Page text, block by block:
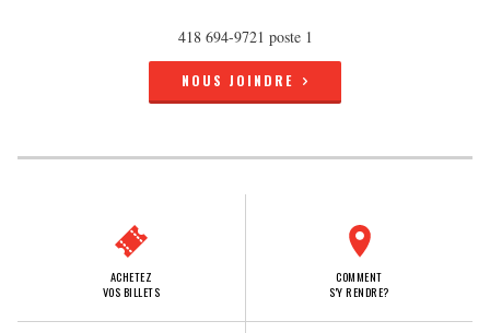
418 694-9721 poste 1
NOUS JOINDRE
ACHETEZ
VOS BILLETS
COMMENT
S'Y RENDRE?